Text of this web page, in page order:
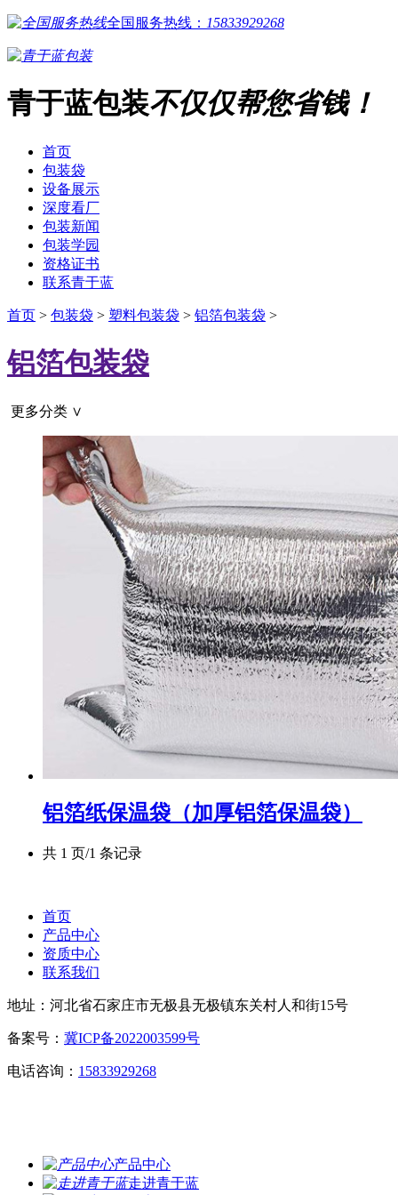
全国服务热线： 15833929268
青于蓝包装不仅仅帮您省钱！
首页
包装袋
设备展示
深度看厂
包装新闻
包装学园
资格证书
联系青于蓝
首页 > 包装袋 > 塑料包装袋 > 铝箔包装袋 >
铝箔包装袋
更多分类 ∨
铝箔纸保温袋（加厚铝箔保温袋）
共 1 页/1 条记录
首页
产品中心
资质中心
联系我们
地址：河北省石家庄市无极县无极镇东关村人和街15号
备案号： 冀ICP备2022003599号
电话咨询： 15833929268
产品中心
走进青于蓝